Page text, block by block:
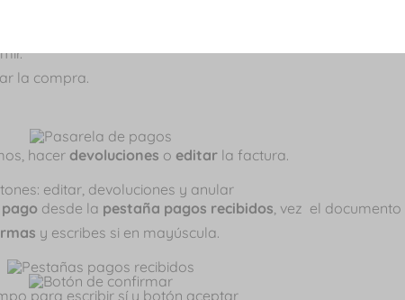
la compra.
hacer devoluciones o editar la factura.
desde la pestaña pagos recibidos, vez el documento
y escribes si en mayúscula.